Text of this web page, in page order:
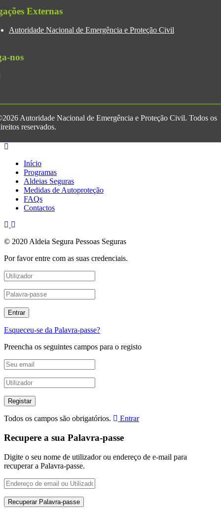
Externas
Autoridade Nacional de Emergência e Proteção Civil
nos
Autoridade Nacional de Emergência e Proteção Civil. Todos os
reservados.
Início
Programas
Aldeias Seguras
Medidas de Autoproteção
FAQs
Contactos
© 2020 Aldeia Segura Pessoas Seguras
Por favor entre com as suas credenciais.
Esqueceu-se da Palavra-passe?
Preencha os seguintes campos para o registo
Todos os campos são obrigatórios. Entrar
Recupere a sua Palavra-passe
Digite o seu nome de utilizador ou endereço de e-mail para
recuperar a Palavra-passe.